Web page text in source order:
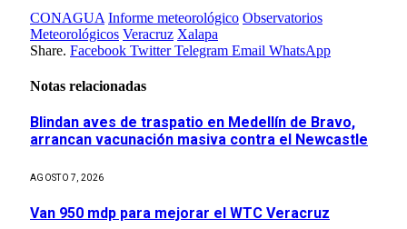
CONAGUA Informe meteorológico Observatorios
Meteorológicos Veracruz Xalapa
Share. Facebook Twitter Telegram Email WhatsApp
Notas relacionadas
Blindan aves de traspatio en Medellín de Bravo,
arrancan vacunación masiva contra el Newcastle
AGOSTO 7, 2026
Van 950 mdp para mejorar el WTC Veracruz